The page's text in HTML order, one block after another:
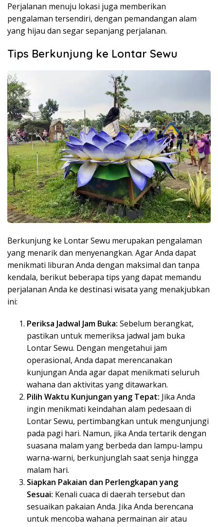
Perjalanan menuju lokasi juga memberikan
pengalaman tersendiri, dengan pemandangan alam
yang hijau dan segar sepanjang perjalanan.
Tips Berkunjung ke Lontar Sewu
Berkunjung ke Lontar Sewu merupakan pengalaman
yang menarik dan menyenangkan. Agar Anda dapat
menikmati liburan Anda dengan maksimal dan tanpa
kendala, berikut beberapa tips yang dapat memandu
perjalanan Anda ke destinasi wisata yang menakjubkan
ini:
Periksa Jadwal Jam Buka: Sebelum berangkat,
pastikan untuk memeriksa jadwal jam buka
Lontar Sewu. Dengan mengetahui jam
operasional, Anda dapat merencanakan
kunjungan Anda agar dapat menikmati seluruh
wahana dan aktivitas yang ditawarkan.
Pilih Waktu Kunjungan yang Tepat: Jika Anda
ingin menikmati keindahan alam pedesaan di
Lontar Sewu, pertimbangkan untuk mengunjungi
pada pagi hari. Namun, jika Anda tertarik dengan
suasana malam yang berbeda dan lampu-lampu
warna-warni, berkunjunglah saat senja hingga
malam hari.
Siapkan Pakaian dan Perlengkapan yang
Sesuai: Kenali cuaca di daerah tersebut dan
sesuaikan pakaian Anda. Jika Anda berencana
untuk mencoba wahana permainan air atau